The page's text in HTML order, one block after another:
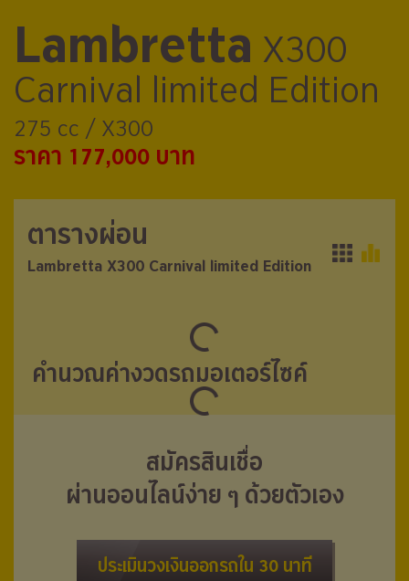
Lambretta X300
Carnival limited Edition
275 cc / X300
ราคา 177,000 บาท
ตารางผ่อน
Lambretta X300 Carnival limited Edition
ตารางผ่อน
Lambretta X300 Carnival limited Edition
คำนวณค่างวดรถมอเตอร์ไซค์
สมัครสินเชื่อ
ผ่านออนไลน์ง่าย ๆ ด้วยตัวเอง
ประเมินวงเงินออกรถใน 30 นาที